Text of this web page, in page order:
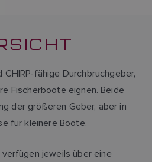
fähige Durchbruchgeber,
Fischerboote eignen. Beide
der größeren Geber, aber in
für kleinere Boote.
jeweils über eine